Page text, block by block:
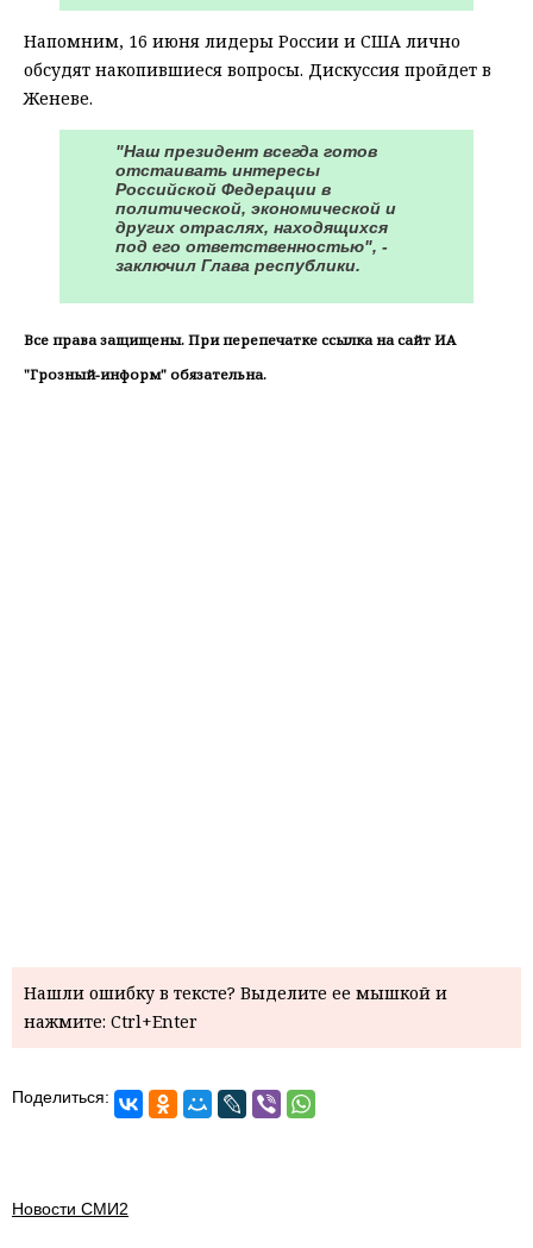
Напомним, 16 июня лидеры России и США лично
обсудят накопившиеся вопросы. Дискуссия пройдет в
Женеве.
"Наш президент всегда готов
отстаивать интересы
Российской Федерации в
политической, экономической и
других отраслях, находящихся
под его ответственностью", -
заключил Глава республики.
Все права защищены. При перепечатке ссылка на сайт ИА
"Грозный-информ" обязательна.
Нашли ошибку в тексте? Выделите ее мышкой и
нажмите: Ctrl+Enter
Поделиться:
Новости СМИ2